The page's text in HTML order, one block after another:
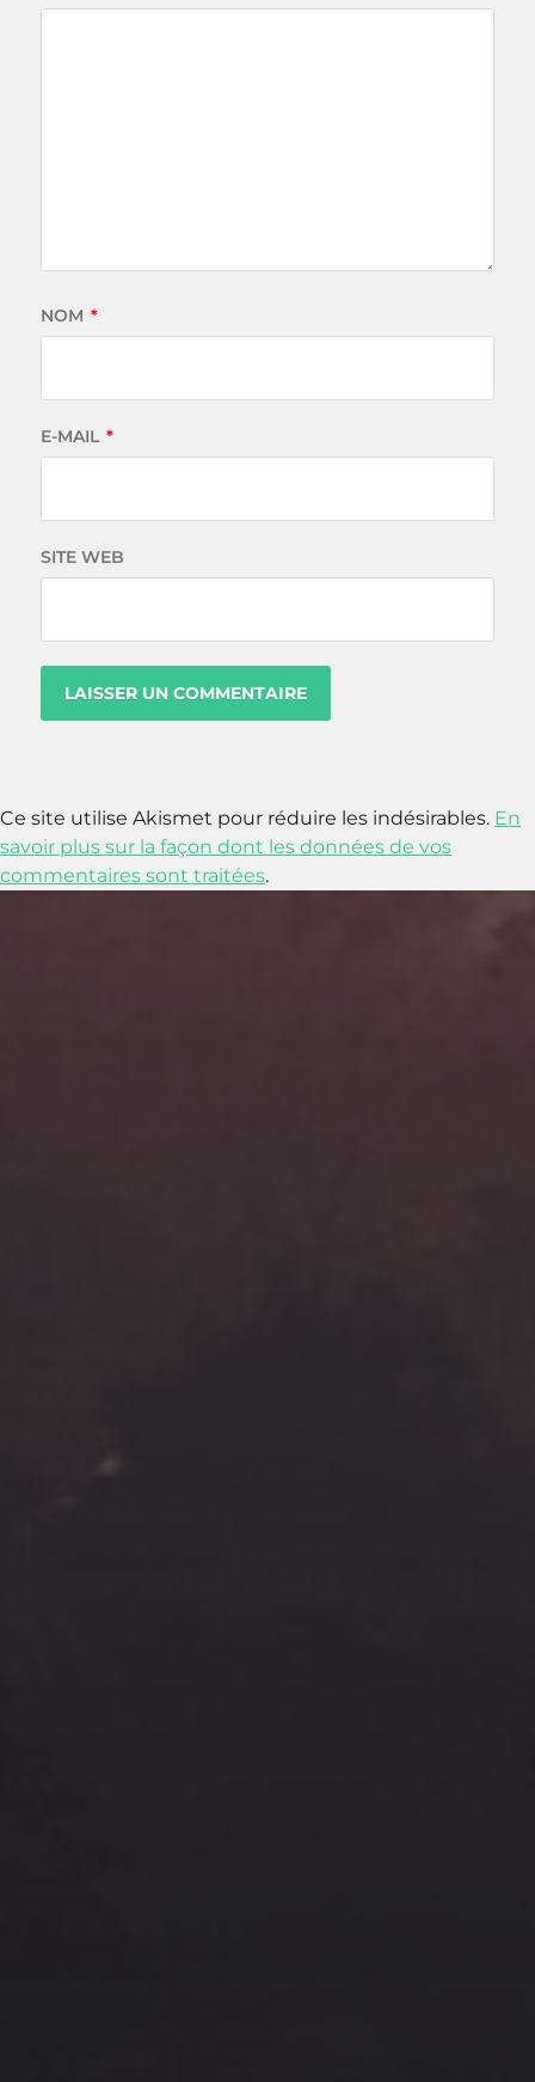
NOM *
E-MAIL *
SITE WEB
Ce site utilise Akismet pour réduire les indésirables. En
savoir plus sur la façon dont les données de vos
commentaires sont traitées.